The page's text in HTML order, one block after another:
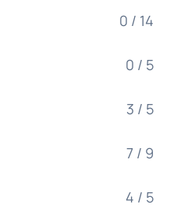
0 / 14
0 / 5
3 / 5
7 / 9
4 / 5